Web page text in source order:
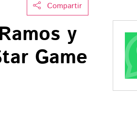
Compartir
y
Game